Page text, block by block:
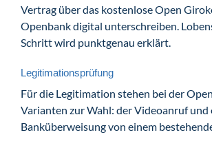
Vertrag über das kostenlose Open
Openbank digital unterschreiben.
Schritt wird punktgenau erklärt.
Legitimationsprüfung
Für die Legitimation stehen bei der
Varianten zur Wahl: der Videoanruf und
Banküberweisung von einem